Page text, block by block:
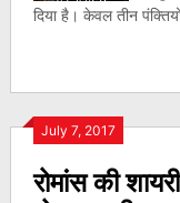
दिया है। केवल तीन
July 7, 2017
रोमांस की